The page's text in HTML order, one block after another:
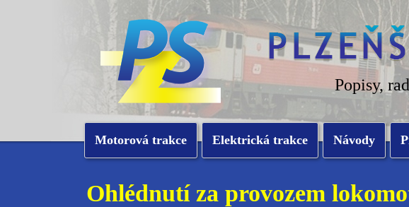
Popisy,
Motorová trakce Elektrická trakce Návody
Ohlédnutí za provozem